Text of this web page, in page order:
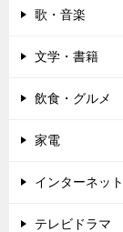
歌・音楽
文学・書籍
飲食・グルメ
家電
インターネッ
テレビドラマ